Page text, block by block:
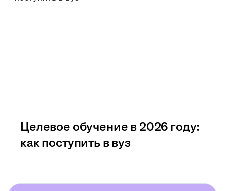
Целевое обучение в 2026 году:
как поступить в вуз